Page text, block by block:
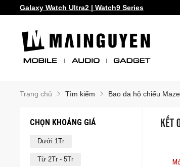
Galaxy Watch Ultra2 | Watch9 Series
Trang chủ Tìm kiếm Bao da hộ chiếu
CHỌN KHOẢNG GIÁ
Dưới 1Tr
Từ 2Tr - 5Tr
KẾT